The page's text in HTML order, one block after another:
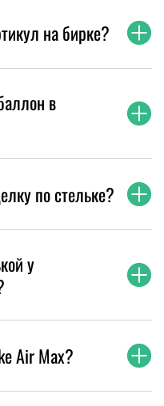
на бирке?
в
по стельке?
у
Air Max?